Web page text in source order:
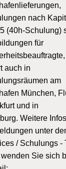
nach
(40h-Schulung)
für
auch in
am
München,
und in
Weitere
unter
/ Schulungs -
Sie sich